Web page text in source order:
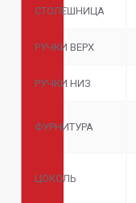
СТОЛЕШНИЦА
РУЧКИ ВЕРХ
РУЧКИ НИЗ
ФУРНИТУРА
ЦОКОЛЬ